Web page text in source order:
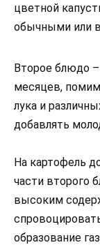
цветной
обычными или
Второе блюдо
месяцев,
лука и
добавлять
На картофель
части второго
высоким
образование